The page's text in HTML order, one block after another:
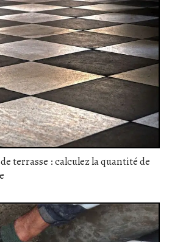
terrasse : calculez la quantité de